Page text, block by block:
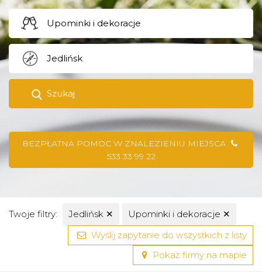
Szukaj
BEZPŁATNA POMOC W ZNALEZIENIU MIEJSCA
533 33 99 22
Twoje filtry: Jedlińsk ✕ Upominki i dekoracje ✕
Wyślij zapytanie do wszystkich z listy
Pokaż firmy na mapie